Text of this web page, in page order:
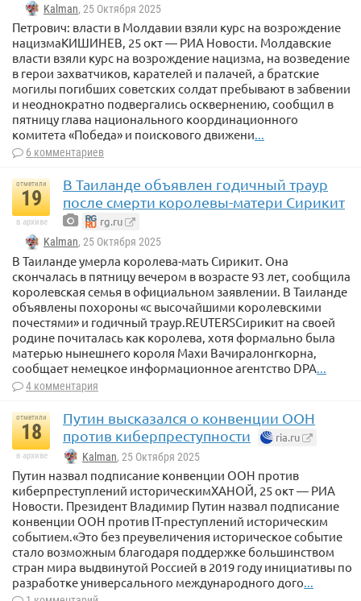
Kalman, 25 Октября 2025
Петрович: власти в Молдавии взяли курс на возрождение
нацизмаКИШИНЕВ, 25 окт — РИА Новости. Молдавские
власти взяли курс на возрождение нацизма, на возведение
в герои захватчиков, карателей и палачей, а братские
могилы погибших советских солдат пребывают в забвении
и неоднократно подвергались осквернению, сообщил в
пятницу глава национального координационного
комитета «Победа» и поискового движени...
6 комментариев
отметили
19
в архиве
В Таиланде объявлен годичный траур
после смерти королевы-матери Сирикит
rg.ru
Kalman, 25 Октября 2025
В Таиланде умерла королева-мать Сирикит. Она
скончалась в пятницу вечером в возрасте 93 лет, сообщила
королевская семья в официальном заявлении. В Таиланде
объявлены похороны «с высочайшими королевскими
почестями» и годичный траур.REUTERSСирикит на своей
родине почиталась как королева, хотя формально была
матерью нынешнего короля Махи Вачиралонгкорна,
сообщает немецкое информационное агентство DPA
4 комментария
отметили
18
в архиве
Путин высказался о конвенции ООН
против киберпреступности
ria.ru
Kalman, 25 Октября 2025
Путин назвал подписание конвенции ООН против
киберпреступлений историческимХАНОЙ, 25 окт — РИА
Новости. Президент Владимир Путин назвал подписание
конвенции ООН против IT-преступлений историческим
событием.«Это без преувеличения историческое событие
стало возможным благодаря поддержке большинством
стран мира выдвинутой Россией в 2019 году инициативы по
разработке универсального международного дого...